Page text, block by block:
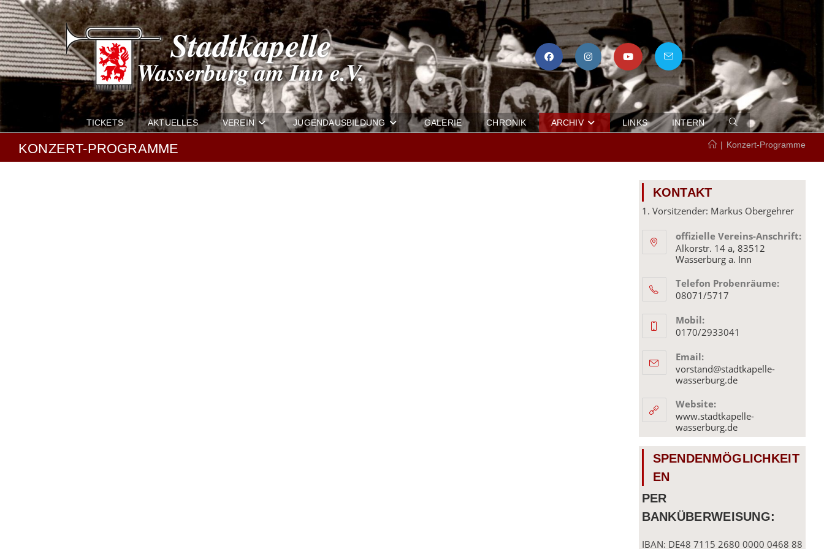
Zum
Inhalt
springen
TICKETS AKTUELLES VEREIN JUGENDAUSBILDUNG GALERIE CHRONIK ARCHIV LINKS INTERN
WEBSITE-
SUCHE
UMSCHALTEN
KONZERT-PROGRAMME | Konzert-Programme
KONTAKT
1. Vorsitzender: Markus Obergehrer
offizielle Vereins-Anschrift:
Alkorstr. 14 a, 83512
Wasserburg a. Inn
Telefon Probenräume:
08071/5717
Mobil:
0170/2933041
Email:
vorstand@stadtkapelle-
wasserburg.deOpens
application
Website:
www.stadtkapelle-
wasserburg.de
SPENDENMÖGLICHKEIT
EN
PER
BANKÜBERWEISUNG:
IBAN: DE48 7115 2680 0000 0468 88